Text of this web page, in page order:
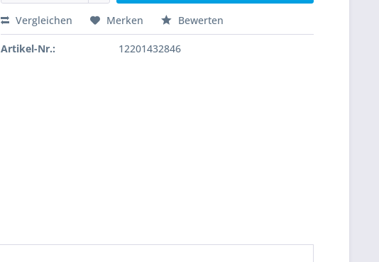
Vergleichen Merken Bewerten
Artikel-Nr.: 12201432846